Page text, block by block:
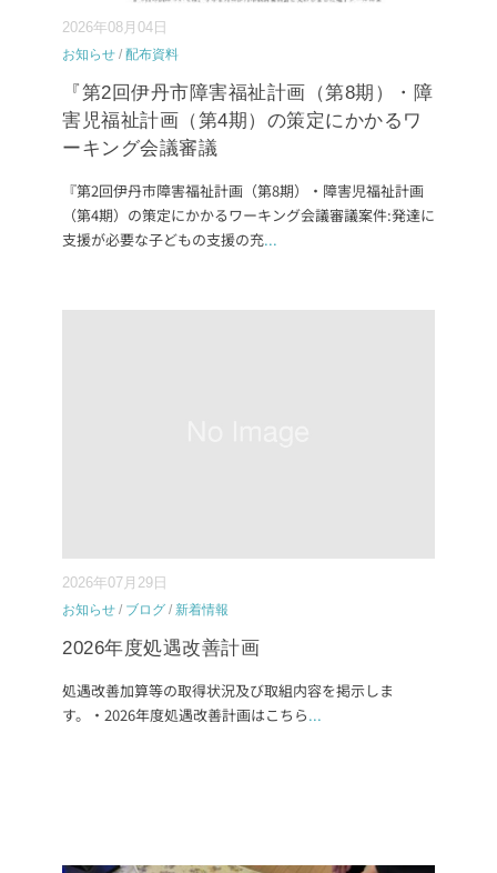
2026年08月04日
お知らせ / 配布資料
『第2回伊丹市障害福祉計画（第8期）・障
害児福祉計画（第4期）の策定にかかるワ
ーキング会議審議
『第2回伊丹市障害福祉計画（第8期）・障害児福祉計画
（第4期）の策定にかかるワーキング会議審議案件:発達に
支援が必要な子どもの支援の充...
2026年07月29日
お知らせ / ブログ / 新着情報
2026年度処遇改善計画
処遇改善加算等の取得状況及び取組内容を掲示しま
す。・2026年度処遇改善計画はこちら...